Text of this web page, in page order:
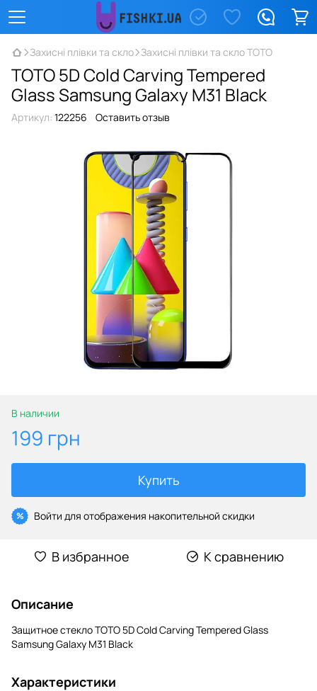
Захисні плівки та скло Захисні плівки та скло TOTO
TOTO 5D Cold Carving Tempered
Glass Samsung Galaxy M31 Black
Артикул: 122256 Оставить отзыв
В наличии
199 грн
Купить
% Войти для отображения накопительной скидки
В избранное К сравнению
Описание
Защитное стекло TOTO 5D Cold Carving Tempered Glass
Samsung Galaxy M31 Black
Характеристики